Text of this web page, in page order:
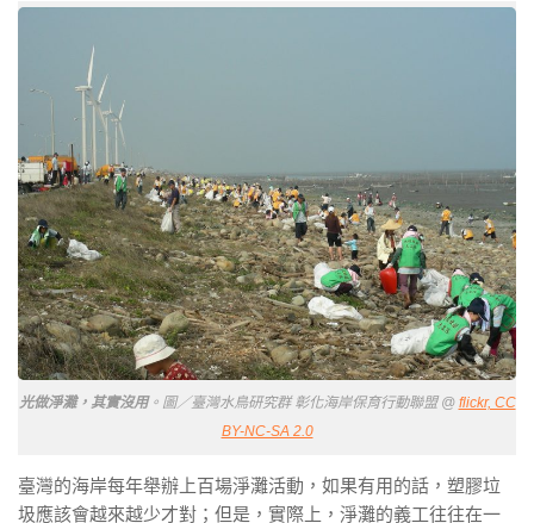
光做淨灘，其實沒用。圖／臺灣水鳥研究群 彰化海岸保育行動聯盟 @ flickr, CC
BY-NC-SA 2.0
臺灣的海岸每年舉辦上百場淨灘活動，如果有用的話，塑膠垃
圾應該會越來越少才對；但是，實際上，淨灘的義工往往在一